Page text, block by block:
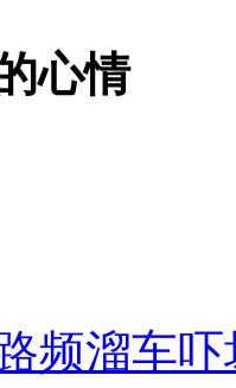
岛
力深夜将其击毙
心情
频溜车